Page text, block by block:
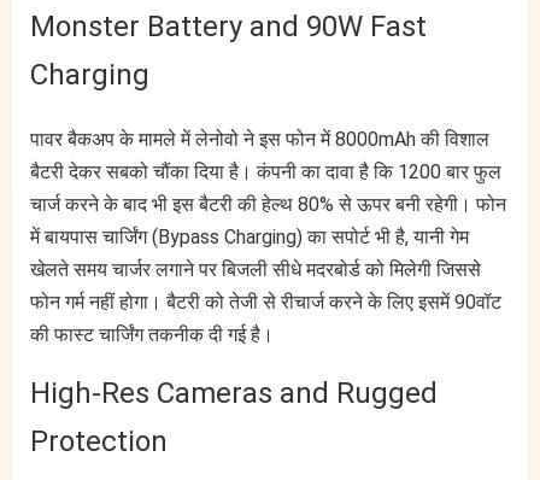
Monster Battery and 90W Fast
Charging
पावर बैकअप के मामले में लेनोवो ने इस फोन में 8000mAh की विशाल
बैटरी देकर सबको चौंका दिया है। कंपनी का दावा है कि 1200 बार फुल
चार्ज करने के बाद भी इस बैटरी की हेल्थ 80% से ऊपर बनी रहेगी। फोन
में बायपास चार्जिंग (Bypass Charging) का सपोर्ट भी है, यानी गेम
खेलते समय चार्जर लगाने पर बिजली सीधे मदरबोर्ड को मिलेगी जिससे
फोन गर्म नहीं होगा। बैटरी को तेजी से रीचार्ज करने के लिए इसमें 90वॉट
की फास्ट चार्जिंग तकनीक दी गई है।
High-Res Cameras and Rugged
Protection